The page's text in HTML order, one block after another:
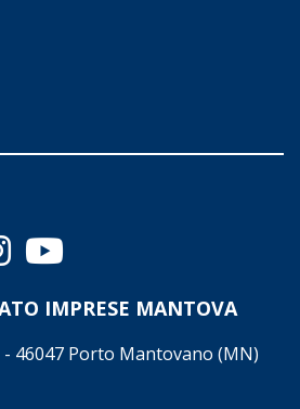
IMPRESE MANTOVA
- 46047 Porto Mantovano (MN)